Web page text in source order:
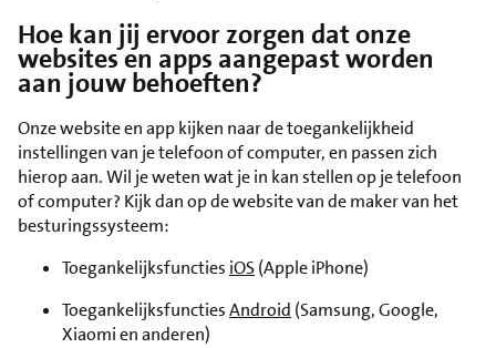
Hoe kan jij ervoor zorgen dat onze
websites en apps aangepast worden
aan jouw behoeften?
Onze website en app kijken naar de toegankelijkheid
instellingen van je telefoon of computer, en passen zich
hierop aan. Wil je weten wat je in kan stellen op je telefoon
of computer? Kijk dan op de website van de maker van het
besturingssysteem:
Toegankelijksfuncties iOS(Apple iPhone)
ToegankelijksfunctiesAndroid (Samsung, Google,
Xiaomi en anderen)